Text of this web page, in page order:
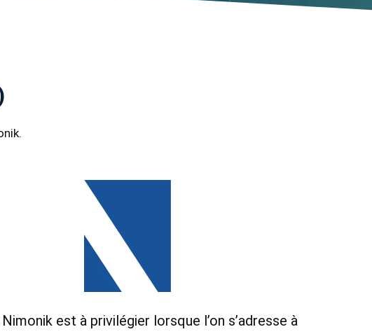
Nimonik est à privilégier lorsque l’on s’adresse à